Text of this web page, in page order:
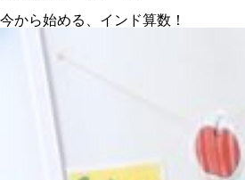
今から始める、インド算数！